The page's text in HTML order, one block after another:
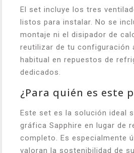
El set incluye los tres
listos para instalar. No se
montaje ni el disipador de
reutilizar de tu configuración
habitual en repuestos de
dedicados.
¿Para quién es este
Este set es la solución ideal
gráfica Sapphire en lugar de
completo. Es especialmente
valoran la sostenibilidad de